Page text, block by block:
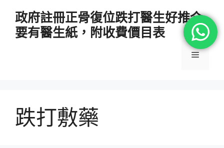
政府註冊正骨復位跌打醫生好推介
要有醫生紙，附收費價目表
選
跌打敷藥